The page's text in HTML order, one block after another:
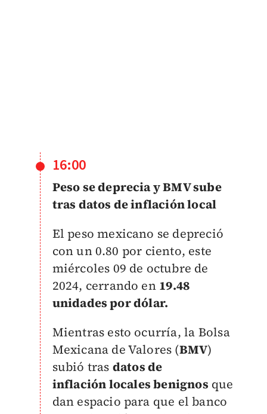
16:00
Peso se deprecia y BMV sube
tras datos de inflación local
El peso mexicano se depreció
con un 0.80 por ciento, este
miércoles 09 de octubre de
2024, cerrando en 19.48
unidades por dólar.
Mientras esto ocurría, la Bolsa
Mexicana de Valores (BMV)
subió tras datos de
inflaciónlocales benignos que
dan espacio para que el banco